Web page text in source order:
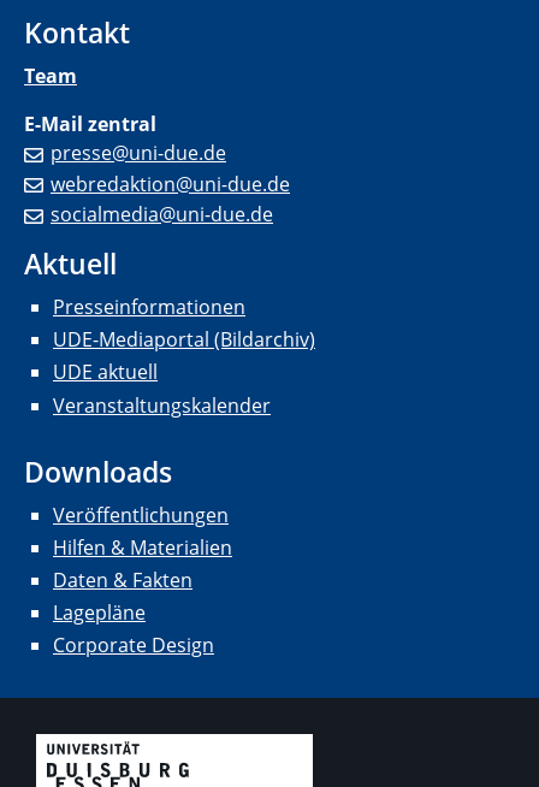
Kontakt
Team
E-Mail zentral
presse@uni-due.de
webredaktion@uni-due.de
socialmedia@uni-due.de
Aktuell
Presseinformationen
UDE-Mediaportal (Bildarchiv)
UDE aktuell
Veranstaltungskalender
Downloads
Veröffentlichungen
Hilfen & Materialien
Daten & Fakten
Lagepläne
Corporate Design